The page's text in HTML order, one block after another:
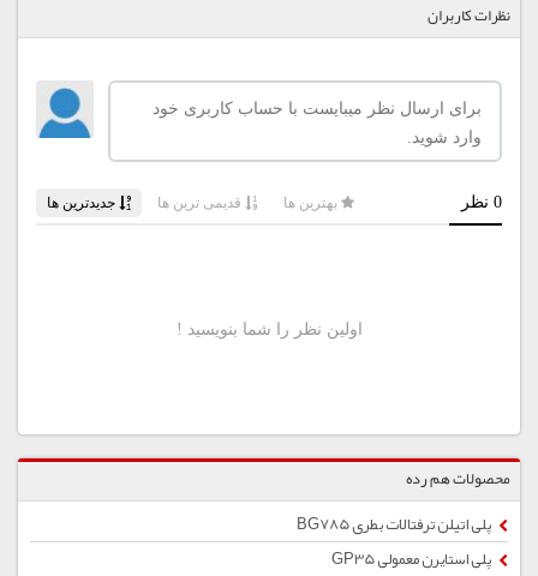
نظرات کاربران
محصولات هم رده
پلی اتیلن ترفتالات بطری BG785
پلی استایرن معمولی GP35